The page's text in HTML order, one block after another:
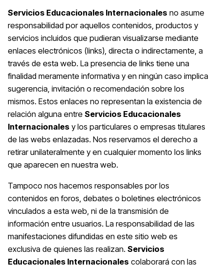
Servicios Educacionales Internacionales no asume
responsabilidad por aquellos contenidos, productos y
servicios incluidos que pudieran visualizarse mediante
enlaces electrónicos (links), directa o indirectamente, a
través de esta web. La presencia de links tiene una
finalidad meramente informativa y en ningún caso implica
sugerencia, invitación o recomendación sobre los
mismos. Estos enlaces no representan la existencia de
relación alguna entre Servicios Educacionales
Internacionales y los particulares o empresas titulares
de las webs enlazadas. Nos reservamos el derecho a
retirar unilateralmente y en cualquier momento los links
que aparecen en nuestra web.
Tampoco nos hacemos responsables por los
contenidos en foros, debates o boletines electrónicos
vinculados a esta web, ni de la transmisión de
información entre usuarios. La responsabilidad de las
manifestaciones difundidas en este sitio web es
exclusiva de quienes las realizan. Servicios
Educacionales Internacionales colaborará con las